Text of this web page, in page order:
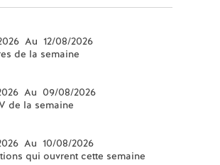
Au 12/08/2026
de la semaine
Au 09/08/2026
de la semaine
Au 10/08/2026
qui ouvrent cette semaine